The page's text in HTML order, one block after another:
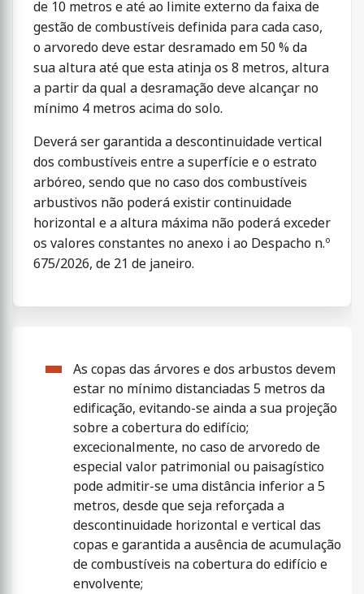
de 10 metros e até ao limite externo da faixa de
gestão de combustíveis definida para cada caso,
o arvoredo deve estar desramado em 50 % da
sua altura até que esta atinja os 8 metros, altura
a partir da qual a desramação deve alcançar no
mínimo 4 metros acima do solo.
Deverá ser garantida a descontinuidade vertical
dos combustíveis entre a superfície e o estrato
arbóreo, sendo que no caso dos combustíveis
arbustivos não poderá existir continuidade
horizontal e a altura máxima não poderá exceder
os valores constantes no anexo i ao Despacho n.º
675/2026, de 21 de janeiro.
As copas das árvores e dos arbustos devem
estar no mínimo distanciadas 5 metros da
edificação, evitando-se ainda a sua projeção
sobre a cobertura do edifício;
excecionalmente, no caso de arvoredo de
especial valor patrimonial ou paisagístico
pode admitir-se uma distância inferior a 5
metros, desde que seja reforçada a
descontinuidade horizontal e vertical das
copas e garantida a ausência de acumulação
de combustíveis na cobertura do edifício e
envolvente;